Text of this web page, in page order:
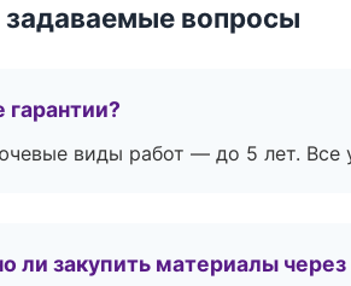
задаваемые вопросы
гарантии?
виды работ — до 5 лет. Все
ли закупить материалы через